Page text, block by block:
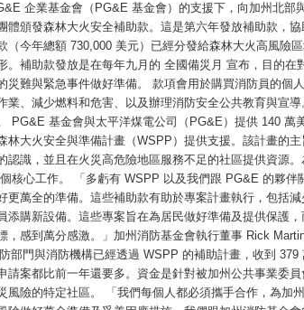
PG&E
Corporation
Foundation
and
California
Fire
Announce
Wildfire
Safety
Grant
Funding
企業基金會（PG&E 基金會）的支援下，向加州北部
體頒發森林大火安全補助款。這是第六年發放補助款，
（今年總額 730,000 美元）已經分發給森林大火高風險
。補助款發放是在每年九月的 全國備災月 宣布，目的在
災難與緊急事件做好準備。 款項會用於購買消防員的個
業、減少燃料和危害、以及辦理消防安全公共教育與宣
PG&E 基金會與太平洋煤電公司（PG&E）提供 140 萬
林大火安全與準備計畫（WSPP）提供支援。該計畫的
認識，並且在火災高危險地區服務不足的社區提供資源
核心工作。 「多虧有 WSPP 以及我們跟 PG&E 的夥伴
更萬全的準備。這些補助款有助於專案計畫執行，包括
添購新設備。這些專案旨在為居民做好準備及提供保護
，感到萬分感激。」加州消防基金會執行董事 Rick
部門與消防機構已經透過 WSPP 的補助計畫，收到
請案都比前一年還要多。資金是針對被加州公共事業委
風險的特定社區。 「我們每個人都必須攜手合作，為加